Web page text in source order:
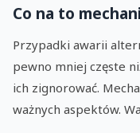
Co na to
Przypadki awarii
pewno mniej częste
ich zignorować.
ważnych aspektów.